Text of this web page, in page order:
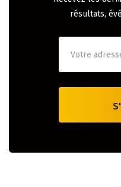
résultats,